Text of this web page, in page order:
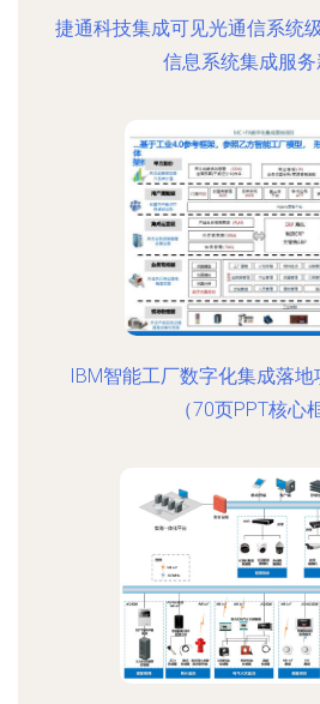
捷通科技集成可见光通信系统
信息系统集成服
IBM智能工厂数字化集成落
（70页PPT核心